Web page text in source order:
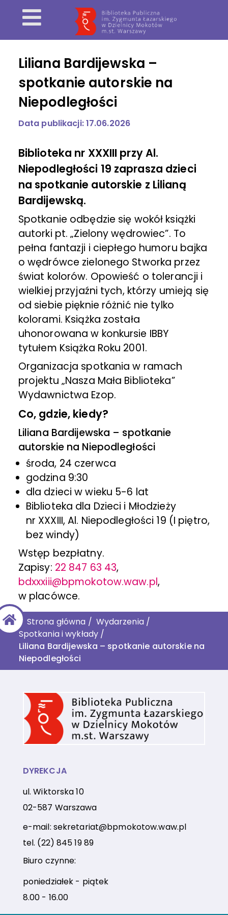
Liliana Bardijewska –
spotkanie autorskie na
Niepodległości
Data publikacji: 17.06.2026
Biblioteka nr XXXIII przy Al.
Niepodległości 19 zaprasza dzieci
na spotkanie autorskie z Lilianą
Bardijewską.
Spotkanie odbędzie się wokół książki
autorki pt. „Zielony wędrowiec”. To
pełna fantazji i ciepłego humoru bajka
o wędrówce zielonego Stworka przez
świat kolorów. Opowieść o tolerancji i
wielkiej przyjaźni tych, którzy umieją się
od siebie pięknie różnić nie tylko
kolorami. Książka została
uhonorowana w konkursie IBBY
tytułem Książka Roku 2001.
Organizacja spotkania w ramach
projektu „Nasza Mała Biblioteka”
Wydawnictwa Ezop.
Co, gdzie, kiedy?
Liliana Bardijewska – spotkanie
autorskie na Niepodległości
środa, 24 czerwca
godzina 9:30
dla dzieci w wieku 5-6 lat
Biblioteka dla Dzieci i Młodzieży
nr XXXIII, Al. Niepodległości 19 (I piętro,
bez windy)
Wstęp bezpłatny.
Zapisy: 22 847 63 43,
bdxxxiii@bpmokotow.waw.pl,
w placówce.
Strona główna / Wydarzenia/
Spotkania i wykłady /
Liliana Bardijewska – spotkanie autorskie na
Niepodległości
DYREKCJA
ul. Wiktorska 10
02-587 Warszawa
e-mail: sekretariat@bpmokotow.waw.pl
tel. (22) 845 19 89
Biuro czynne:
poniedziałek - piątek
8.00 - 16.00